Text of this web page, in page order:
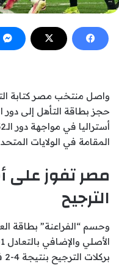
المقامة في الولايات
مصر تفوز على
الترجيح
وحسم “الفراعنة” بطاقة